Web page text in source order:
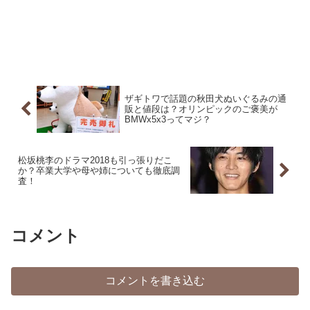
ザギトワで話題の秋田犬ぬいぐるみの通
販と値段は？オリンピックのご褒美が
BMWx5x3ってマジ？
松坂桃李のドラマ2018も引っ張りだこ
か？卒業大学や母や姉についても徹底調
査！
コメント
コメントを書き込む